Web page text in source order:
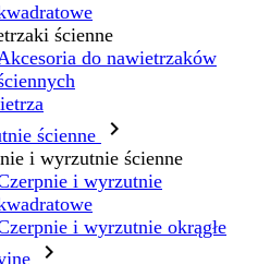
ścienne
do nawietrzaków
ścienne

i wyrzutnie ścienne
i wyrzutnie
i wyrzutnie okrągłe
